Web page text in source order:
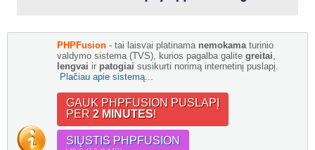
PHPFusion - tai laisvai platinama nemokama turinio
valdymo sistema (TVS), kurios pagalba galite greitai
lengvai ir patogiai susikurti norimą internetinį puslapį.
Plačiau apie sistemą...
GAUK PHPFUSION PUSLAPĮ
PER 2 MINUTES!
SIŲSTIS PHPFUSION